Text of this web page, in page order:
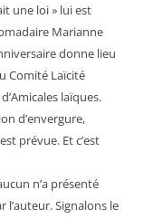
une loi » lui est
Marianne
donne lieu
Comité Laïcité
laïques.
d’envergure,
prévue. Et c’est
n’a présenté
l’auteur. Signalons le